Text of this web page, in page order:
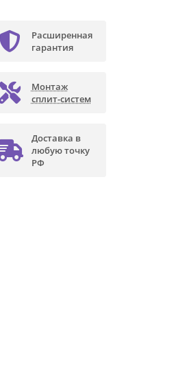
Расширенная
гарантия
Монтаж
сплит-систем
Доставка в
любую точку
РФ